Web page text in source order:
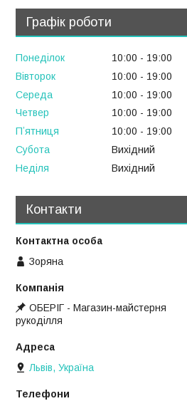
Графік роботи
Понеділок 10:00
19:00
Вівторок
10:00
19:00
Середа
10:00
19:00
Четвер
10:00
19:00
Пʼятниця
10:00
19:00
Субота
Вихідний
Неділя
Вихідний
Контакти
Зоряна
ОБЕРІГ - Магазин-майстерня
рукоділля
Львів, Україна